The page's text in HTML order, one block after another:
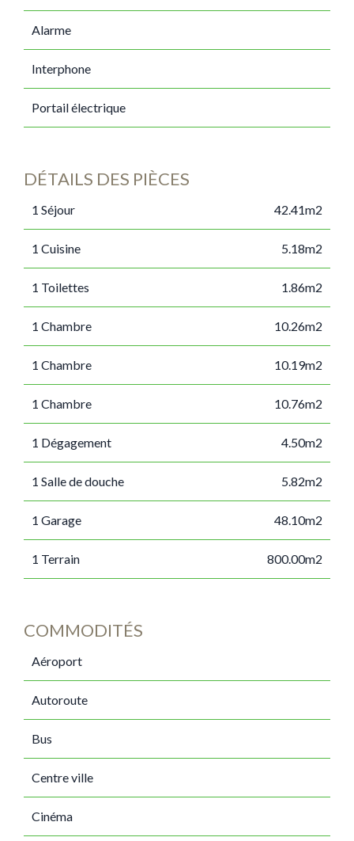
Alarme
Interphone
Portail électrique
DÉTAILS DES PIÈCES
1 Séjour 42.41m2
1 Cuisine 5.18m2
1 Toilettes 1.86m2
1 Chambre 10.26m2
1 Chambre 10.19m2
1 Chambre 10.76m2
1 Dégagement 4.50m2
1 Salle de douche 5.82m2
1 Garage 48.10m2
1 Terrain 800.00m2
COMMODITÉS
Aéroport
Autoroute
Bus
Centre ville
Cinéma